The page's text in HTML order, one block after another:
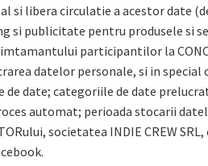
si libera circulatie a acestor date
si publicitate pentru produsele si
participantilor la
datelor personale, si in
date; categoriile de date
automat; perioada stocarii
societatea INDIE CREW